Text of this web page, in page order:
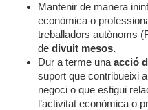
Mantenir de manera
econòmica o
treballadors autònoms
de divuit mesos.
Dur a terme una acció
suport que contribueixi
negoci o que estigui
l’activitat econòmica o